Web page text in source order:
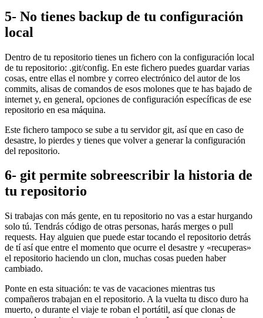
5- No tienes backup de tu configuración
local
Dentro de tu repositorio tienes un fichero con la configuración local
de tu repositorio: .git/config. En este fichero puedes guardar varias
cosas, entre ellas el nombre y correo electrónico del autor de los
commits, alisas de comandos de esos molones que te has bajado de
internet y, en general, opciones de configuración específicas de ese
repositorio en esa máquina.
Este fichero tampoco se sube a tu servidor git, así que en caso de
desastre, lo pierdes y tienes que volver a generar la configuración
del repositorio.
6- git permite sobreescribir la historia de
tu repositorio
Si trabajas con más gente, en tu repositorio no vas a estar hurgando
solo tú. Tendrás código de otras personas, harás merges o pull
requests. Hay alguien que puede estar tocando el repositorio detrás
de tí así que entre el momento que ocurre el desastre y «recuperas»
el repositorio haciendo un clon, muchas cosas pueden haber
cambiado.
Ponte en esta situación: te vas de vacaciones mientras tus
compañeros trabajan en el repositorio. A la vuelta tu disco duro ha
muerto, o durante el viaje te roban el portátil, así que clonas de